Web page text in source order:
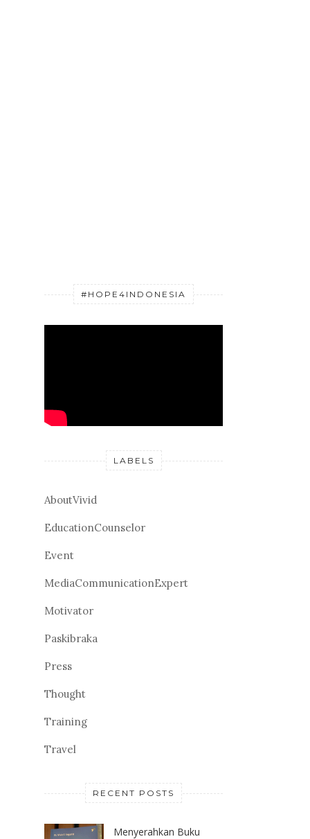
#HOPE4INDONESIA
LABELS
AboutVivid
EducationCounselor
Event
MediaCommunicationExpert
Motivator
Paskibraka
Press
Thought
Training
Travel
RECENT POSTS
Menyerahkan Buku